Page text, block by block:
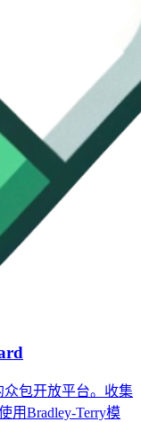
众包开放平台。收集
用Bradley-Terry模